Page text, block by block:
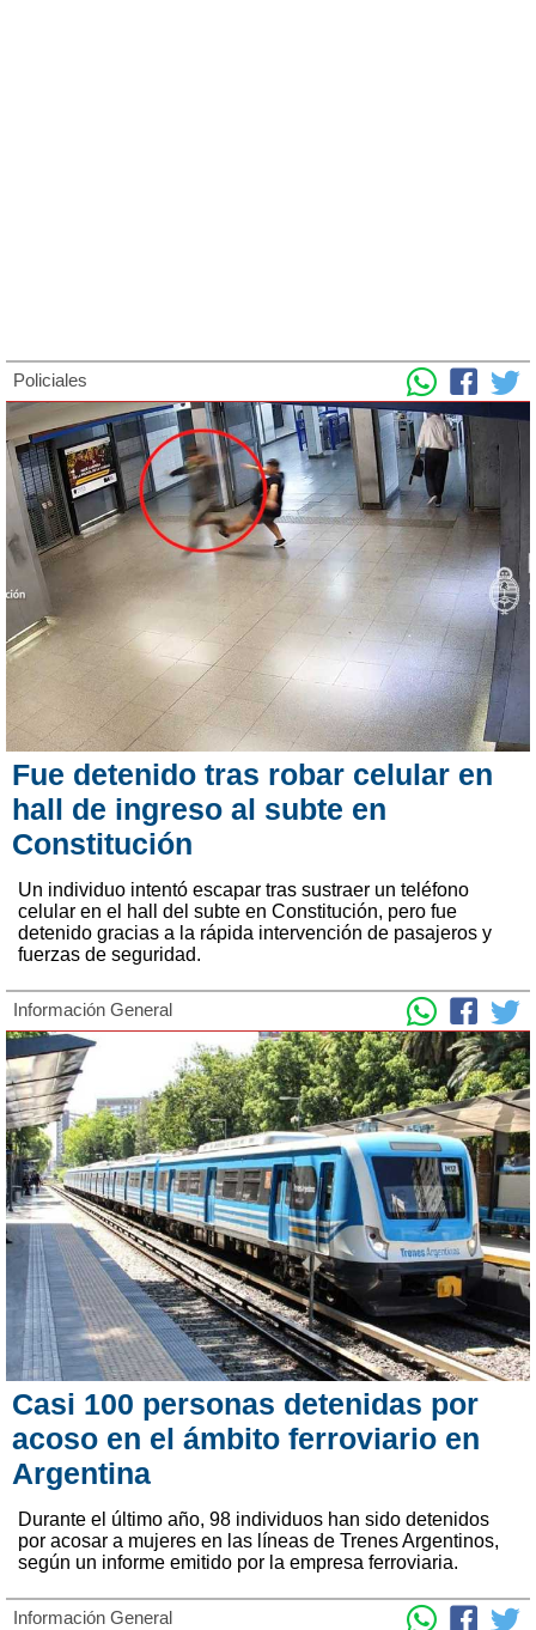
Policiales
Fue detenido tras robar celular en
hall de ingreso al subte en
Constitución
Un individuo intentó escapar tras sustraer un teléfono
celular en el hall del subte en Constitución, pero fue
detenido gracias a la rápida intervención de pasajeros y
fuerzas de seguridad.
Información General
Casi 100 personas detenidas por
acoso en el ámbito ferroviario en
Argentina
Durante el último año, 98 individuos han sido detenidos
por acosar a mujeres en las líneas de Trenes Argentinos,
según un informe emitido por la empresa ferroviaria.
Información General